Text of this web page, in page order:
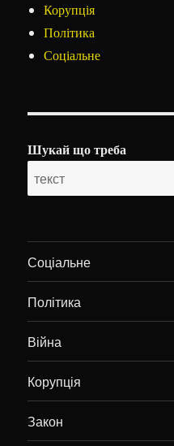
Корупція
Політика
Соціальне
Шукай що треба
Соціальне
Політика
Війна
Корупція
Закон